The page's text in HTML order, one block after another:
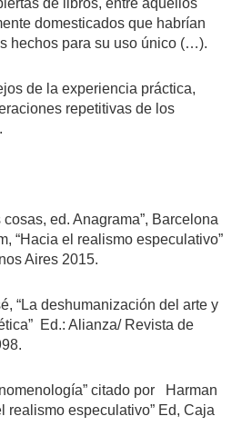
domesticados que habrían
hechos para su uso único (…).
de la experiencia práctica,
repetitivas de los
cosas, ed. Anagrama”, Barcelona
“Hacia el realismo especulativo”
Aires 2015.
“La deshumanización del arte y
Ed.: Alianza/ Revista de
citado por
Harman
realismo especulativo” Ed, Caja